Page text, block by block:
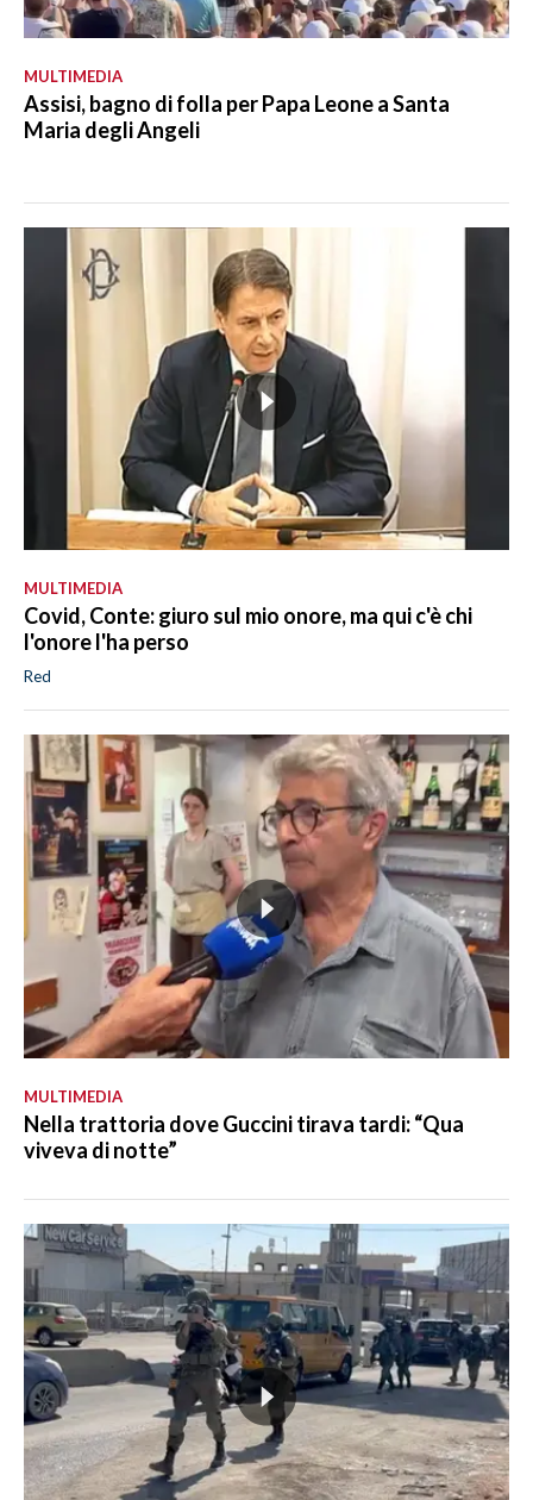
MULTIMEDIA
Assisi, bagno di folla per Papa Leone a Santa
Maria degli Angeli
MULTIMEDIA
Covid, Conte: giuro sul mio onore, ma qui c'è chi
l'onore l'ha perso
Red
MULTIMEDIA
Nella trattoria dove Guccini tirava tardi: “Qua
viveva di notte”